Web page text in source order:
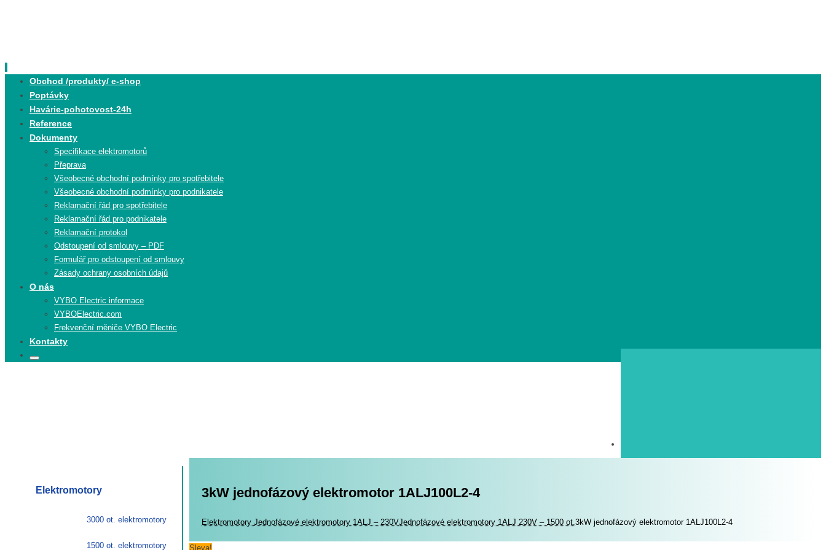
content
Obchod /produkty/ e-shop
Poptávky
Havárie-pohotovost-24h
Reference
Dokumenty
Specifikace elektromotorů
Přeprava
Všeobecné obchodní podmínky pro spotřebitele
Všeobecné obchodní podmínky pro podnikatele
Reklamační řád pro spotřebitele
Reklamační řád pro podnikatele
Reklamační protokol
Odstoupení od smlouvy – PDF
Formulář pro odstoupení od smlouvy
Zásady ochrany osobních údajů
O nás
VYBO Electric informace
VYBOElectric.com
Frekvenční měniče VYBO Electric
Kontakty
Search
Search
3kW jednofázový elektromotor 1ALJ100L2-4
Elektromotory Elektromotory
Jednofázové elektromotory 1ALJ – 230VJednofázové elektromotory 1ALJ 230V – 1500 ot. 3kW jednofázový elektromotor 1ALJ100L2-4
Sleva!
Elektromotory
3000 ot. elektromotory
1500 ot. elektromotory